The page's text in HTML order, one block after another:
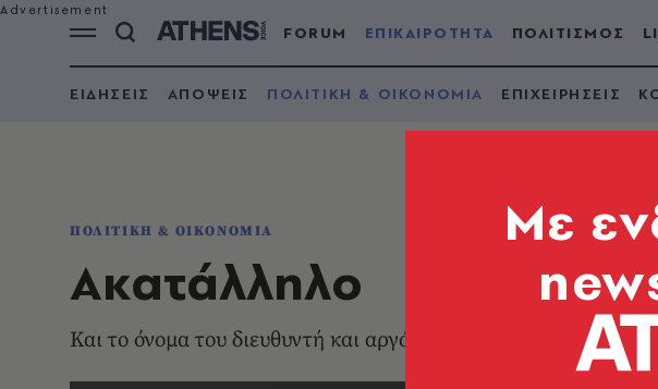
FORUM ΕΠΙΚΑΙΡΟΤΗΤΑ ΠΟΛΙΤΙΣΜΟΣ
ΕΙΔΗΣΕΙΣ ΑΠΟΨΕΙΣ ΠΟΛΙΤΙΚΗ & ΟΙΚΟΝΟΜΙΑ ΕΠΙΧΕΙΡΗΣΕΙΣ
ΠΟΛΙΤΙΚΗ & ΟΙΚΟΝΟΜΙΑ
Ακατάλληλο
Kαι το όνομα του διευθυντή και αργότερα υπεύθυνου
Mε